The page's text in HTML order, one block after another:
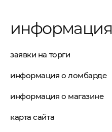
информация
заявки на торги
информация о ломбарде
информация о магазине
карта сайта